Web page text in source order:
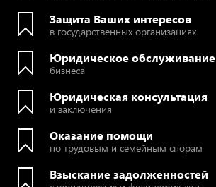
Защита Ваших интересов
в государственных организациях
Юридическое обслуживание
бизнеса
Юридическая консультация
и заключения
Оказание помощи
по трудовым и семейным спорам
Взыскание задолженностей